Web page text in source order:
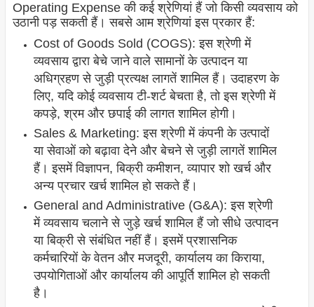
Operating Expense की कई श्रेणियां हैं जो किसी व्यवसाय को
उठानी पड़ सकती हैं। सबसे आम श्रेणियां इस प्रकार हैं:
Cost of Goods Sold (COGS): इस श्रेणी में
व्यवसाय द्वारा बेचे जाने वाले सामानों के उत्पादन या
अधिग्रहण से जुड़ी प्रत्यक्ष लागतें शामिल हैं। उदाहरण के
लिए, यदि कोई व्यवसाय टी-शर्ट बेचता है, तो इस श्रेणी में
कपड़े, श्रम और छपाई की लागत शामिल होगी।
Sales & Marketing: इस श्रेणी में कंपनी के उत्पादों
या सेवाओं को बढ़ावा देने और बेचने से जुड़ी लागतें शामिल
हैं। इसमें विज्ञापन, बिक्री कमीशन, व्यापार शो खर्च और
अन्य प्रचार खर्च शामिल हो सकते हैं।
General and Administrative (G&A): इस श्रेणी
में व्यवसाय चलाने से जुड़े खर्च शामिल हैं जो सीधे उत्पादन
या बिक्री से संबंधित नहीं हैं। इसमें प्रशासनिक
कर्मचारियों के वेतन और मजदूरी, कार्यालय का किराया,
उपयोगिताओं और कार्यालय की आपूर्ति शामिल हो सकती
है।